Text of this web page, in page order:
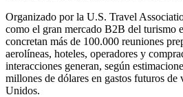
Organizado por la U.S. Travel
como el gran mercado B2B del turismo
concretan más de 100.000 reuniones
aerolíneas, hoteles, operadores y
interacciones generan, según
millones de dólares en gastos futuros de
Unidos.